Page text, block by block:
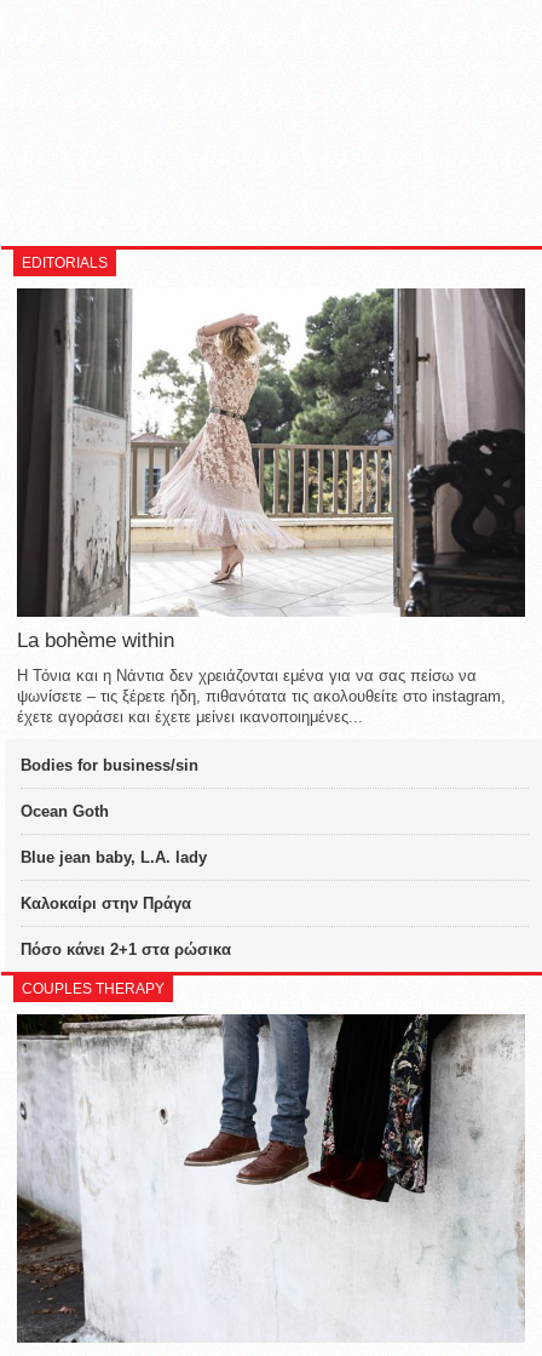
EDITORIALS
La bohème within
Η Τόνια και η Νάντια δεν χρειάζονται εμένα για να σας πείσω να
ψωνίσετε – τις ξέρετε ήδη, πιθανότατα τις ακολουθείτε στο instagram,
έχετε αγοράσει και έχετε μείνει ικανοποιημένες...
Bodies for business/sin
Ocean Goth
Blue jean baby, L.A. lady
Καλοκαίρι στην Πράγα
Πόσο κάνει 2+1 στα ρώσικα
COUPLES THERAPY